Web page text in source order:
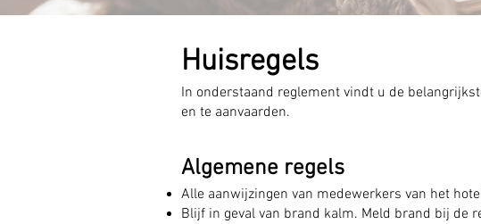
Huisregels
In onderstaand reglement vindt u de
en te aanvaarden.
Algemene regels
Alle aanwijzingen van medewerkers van het
Blijf in geval van brand kalm. Meld brand bij